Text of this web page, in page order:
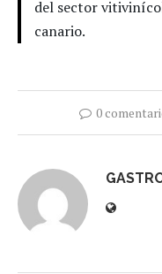
del sector
canario.
0